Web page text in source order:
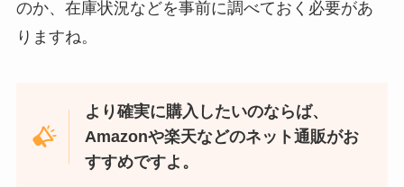
和紙はどこに売ってる？ダイソーやLoftで買える！
のか、在庫状況などを事前に調べておく必要があ
りますね。
より確実に購入したいのならば、
Amazonや楽天などのネット通販がお
すすめですよ。